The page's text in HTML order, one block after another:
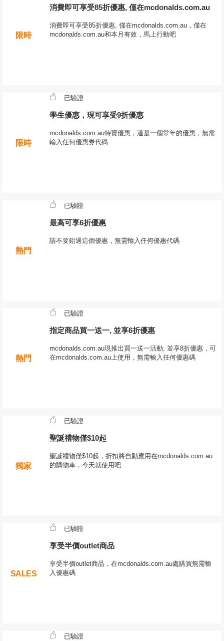
限時
消費即可享受85折優惠, 僅在mcdonalds.com.au
消費即可享受85折優惠, 僅在mcdonalds.com.au，僅在
mcdonalds.com.au和本月有效，馬上行動吧
限時
已驗證
學生優惠，現可享受9折優惠
mcdonalds.com.au特賣優惠，這是一個常年的優惠，無需
輸入任何優惠券代碼
熱門
已驗證
最高可享6折優惠
請不要錯過這個優惠，無需輸入任何優惠代碼
熱門
已驗證
指定商品買一送一, 並享6折優惠
mcdonalds.com.au現推出買一送一活動, 並享8折優惠，可
在mcdonalds.com.au上使用，無需輸入任何優惠碼
獨家
已驗證
聖誕禮物僅$10起
聖誕禮物僅$10起，折扣將自動應用在mcdonalds.com.au
的購物車，今天就使用吧
SALES
已驗證
享受半價outlet商品
享受半價outlet商品，在mcdonalds.com.au處購買無需輸
入優惠碼
已驗證